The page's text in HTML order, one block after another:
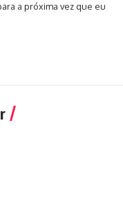
a próxima vez que eu